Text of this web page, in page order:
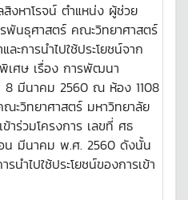
งหาโรจน์ ตำแหน่ง ผู้ช่วย
พันธุศาสตร์ คณะวิทยาศาสตร์
ะการนำไปใช้ประโยชน์จาก
พิเศษ เรื่อง การพัฒนา
8 มีนาคม 2560 ณ ห้อง 1108
ณะวิทยาศาสตร์ มหาวิทยาลัย
าร่วมโครงการ เลขที่ ศธ
น มีนาคม พ.ศ. 2560 ดังนั้น
นำไปใช้ประโยชน์ของการเข้า